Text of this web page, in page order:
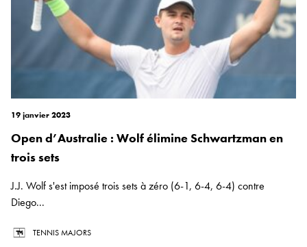
19 janvier 2023
Open d’Australie : Wolf élimine Schwartzman en
trois sets
J.J. Wolf s'est imposé trois sets à zéro (6-1, 6-4, 6-4) contre
Diego...
TENNIS MAJORS